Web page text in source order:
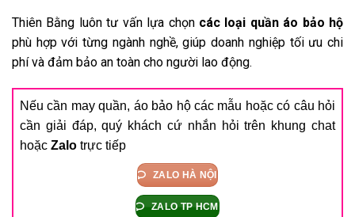
Thiên Bằng luôn tư vấn lựa chọn các loại quần áo bảo hộ
phù hợp với từng ngành nghề, giúp doanh nghiệp tối ưu chi
phí và đảm bảo an toàn cho người lao động.
Nếu cần may quần, áo bảo hộ các mẫu hoặc có câu hỏi
cần giải đáp, quý khách cứ nhắn hỏi trên khung chat
hoặc Zalo trực tiếp
ZALO HÀ NỘI
ZALO TP HCM